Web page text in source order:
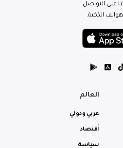
على التواصل
الذكية.
العالم
عربي ودولي
أقتصاد
سياسة